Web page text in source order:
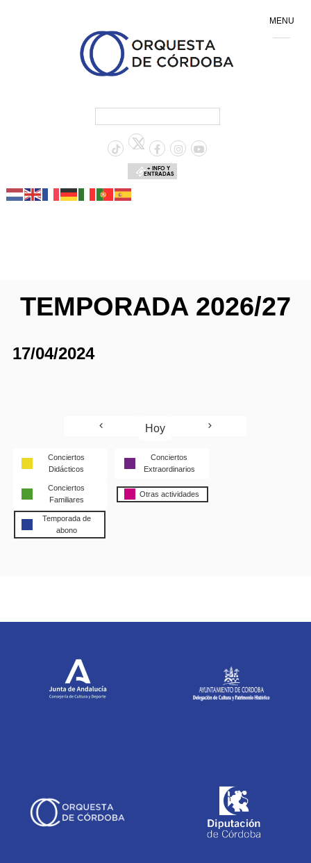
+ INFO Y
ENTRADAS
TEMPORADA 2026/27
17/04/2024
Hoy
Conciertos
Didácticos
Conciertos
Extraordinarios
Conciertos
Familiares
Otras actividades
Temporada de
abono
MENU